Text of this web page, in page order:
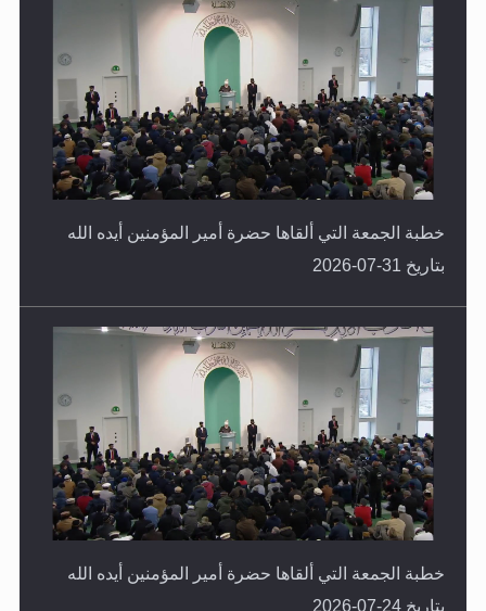
خطبة الجمعة التي ألقاها حضرة أمير المؤمنين أيده الله
خطبة الجمعة التي ألقاها حضرة أمير المؤمنين أيده الله